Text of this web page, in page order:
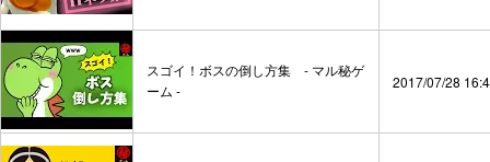
スゴイ！ボスの倒し方集 - マル秘ゲ
ーム -
2017/07/28